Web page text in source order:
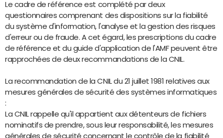
Le cadre de référence est complété par deux
questionnaires comprenant des dispositions sur la fiabilité
du système d'information, l'analyse et la gestion des risques
d'erreur ou de fraude. A cet égard, les prescriptions du cadre
de référence et du guide d'application de l'AMF peuvent être
rapprochées de deux recommandations de la CNIL.
La recommandation de la CNIL du 21 juillet 1981 relatives aux
mesures générales de sécurité des systèmes informatiques
:
La CNIL rappelle qu'il appartient aux détenteurs de fichiers
nominatifs de prendre, sous leur responsabilité, les mesures
générales de sécurité concernant le contrôle de la fiabilité